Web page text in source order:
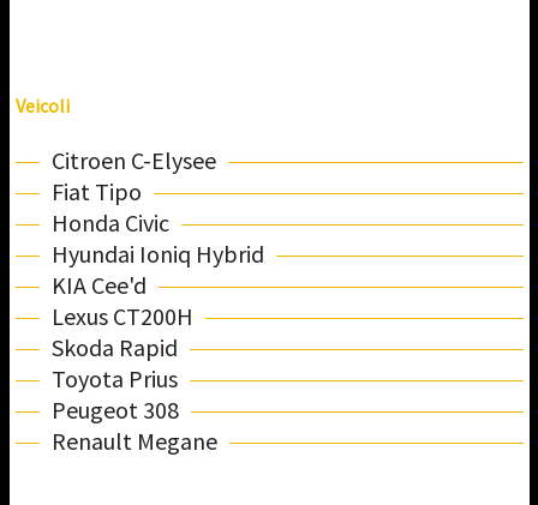
Veicoli
Citroen C-Elysee
Fiat Tipo
Honda Civic
Hyundai Ioniq Hybrid
KIA Cee'd
Lexus CT200H
Skoda Rapid
Toyota Prius
Peugeot 308
Renault Megane